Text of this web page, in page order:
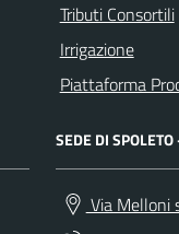
Tributi Consortili
Irrigazione
Piattaforma
SEDE DI
Via Melloni